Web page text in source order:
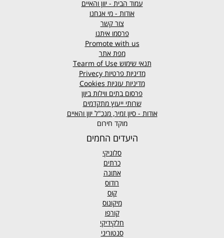
עמוד הבית - יוון והאיים
אודות - מי אנחנו
צור קשר
פרסמו איתנו
Promote with us
מפת אתר
תנאי שימוש
מדיניות פרטיות Privecy
מדיניות עוגיות Cookies
פרסום בתים ווילות ביוון
שרותי ייעוץ מתקדמים
אודות - סיון זמיר, מנכ"ל יוון והאיים
מוקד חירום
היעדים החמים
סלוניקי
כרתים
אתונה
רודוס
קוס
מיקונוס
קורפו
חלקידיקי
סנטוריני